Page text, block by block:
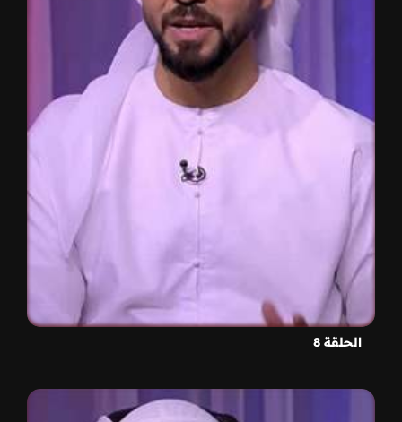
الحلقة 8